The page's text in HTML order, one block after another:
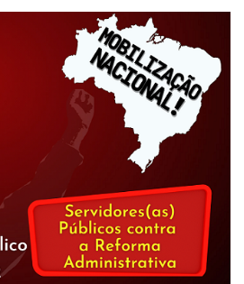
YoutubeTikTok Whatsapp